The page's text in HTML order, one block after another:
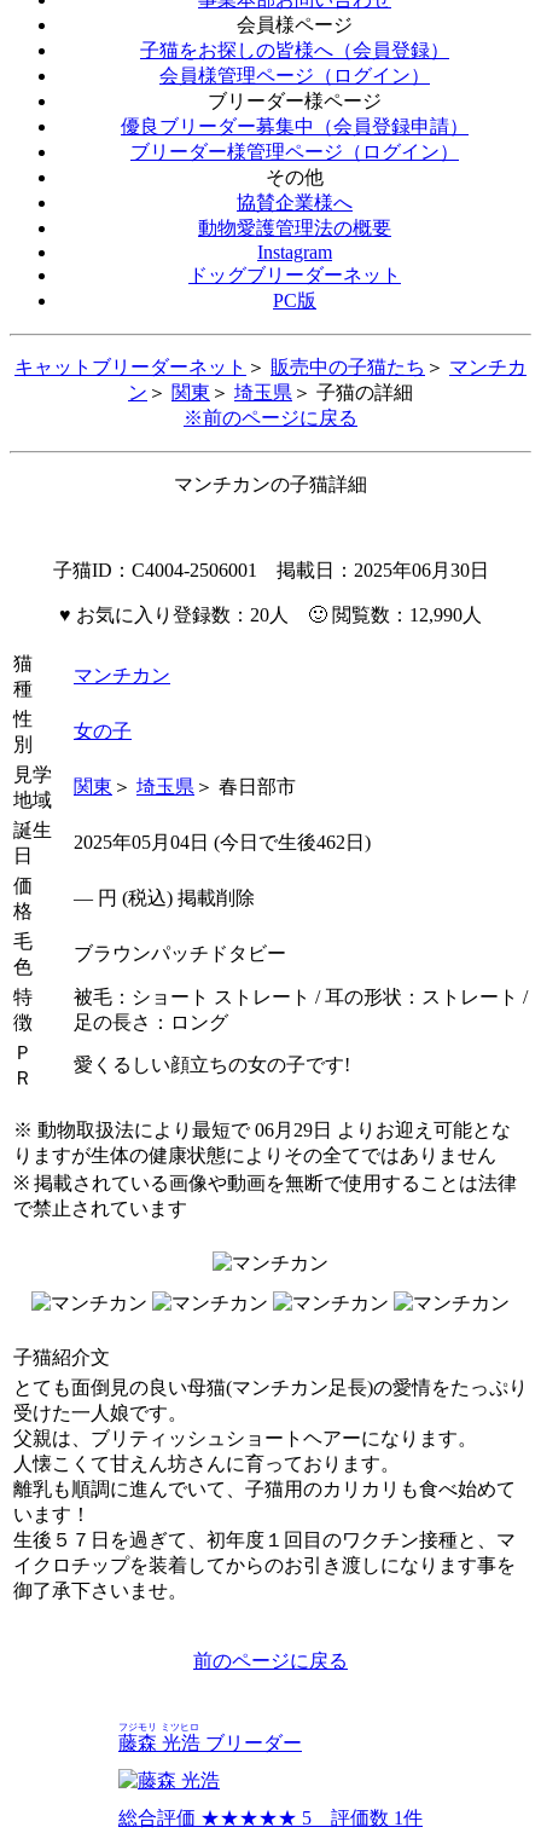
会員様ページ
子猫をお探しの皆様へ（会員登録）
会員様管理ページ（ログイン）
ブリーダー様ページ
優良ブリーダー募集中（会員登録申請）
ブリーダー様管理ページ（ログイン）
その他
協賛企業様へ
動物愛護管理法の概要
Instagram
ドッグブリーダーネット
PC版
キャットブリーダーネット ＞ 販売中の子猫たち ＞ マンチカ
ン ＞ 関東 ＞ 埼玉県 ＞ 子猫の詳細
※前のページに戻る
マンチカンの子猫詳細
子猫ID：C4004-2506001 掲載日：2025年06月30日
♥ お気に入り登録数：20人 🙂 閲覧数：12,990人
猫
種
マンチカン
性
別
女の子
見学
地域
関東 ＞ 埼玉県 ＞ 春日部市
誕生
日
2025年05月04日 (今日で生後462日)
価
格
― 円 (税込) 掲載削除
毛
色
ブラウンパッチドタビー
特
徴
被毛：ショート ストレート / 耳の形状：ストレート /
足の長さ：ロング
Ｐ
Ｒ
愛くるしい顔立ちの女の子です!
※ 動物取扱法により最短で 06月29日 よりお迎え可能とな
りますが生体の健康状態によりその全てではありません
※ 掲載されている画像や動画を無断で使用することは法律
で禁止されています
子猫紹介文
とても面倒見の良い母猫(マンチカン足長)の愛情をたっぷり
受けた一人娘です。
父親は、ブリティッシュショートヘアーになります。
人懐こくて甘えん坊さんに育っております。
離乳も順調に進んでいて、子猫用のカリカリも食べ始めて
います！
生後５７日を過ぎて、初年度１回目のワクチン接種と、マ
イクロチップを装着してからのお引き渡しになります事を
御了承下さいませ。
前のページに戻る
藤森 光浩
フジモリ ミツヒロ
ブリーダー
総合評価 ★★★★★ 5 評価数 1件